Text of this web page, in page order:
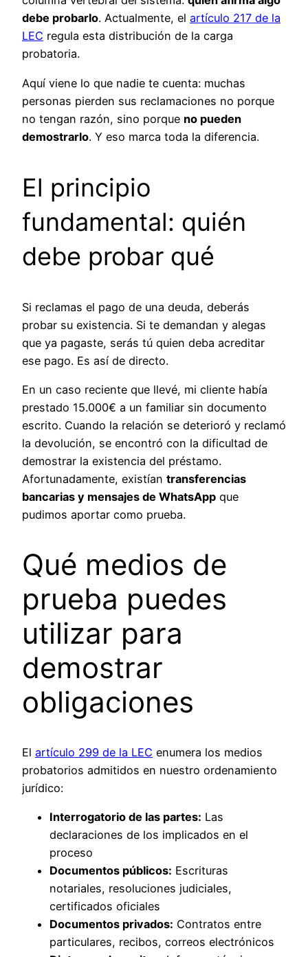
debe probarlo. Actualmente, el artículo 217 de la
LEC regula esta distribución de la carga
probatoria.
Aquí viene lo que nadie te cuenta: muchas
personas pierden sus reclamaciones no porque
no tengan razón, sino porque no pueden
demostrarlo. Y eso marca toda la diferencia.
El principio
fundamental: quién
debe probar qué
Si reclamas el pago de una deuda, deberás
probar su existencia. Si te demandan y alegas
que ya pagaste, serás tú quien deba acreditar
ese pago. Es así de directo.
En un caso reciente que llevé, mi cliente había
prestado 15.000€ a un familiar sin documento
escrito. Cuando la relación se deterioró y reclamó
la devolución, se encontró con la dificultad de
demostrar la existencia del préstamo.
Afortunadamente, existían transferencias
bancarias y mensajes de WhatsApp que
pudimos aportar como prueba.
Qué medios de
prueba puedes
utilizar para
demostrar
obligaciones
El artículo 299 de la LEC enumera los medios
probatorios admitidos en nuestro ordenamiento
jurídico:
Interrogatorio de las partes: Las
declaraciones de los implicados en el
proceso
Documentos públicos: Escrituras
notariales, resoluciones judiciales,
certificados oficiales
Documentos privados: Contratos entre
particulares, recibos, correos electrónicos